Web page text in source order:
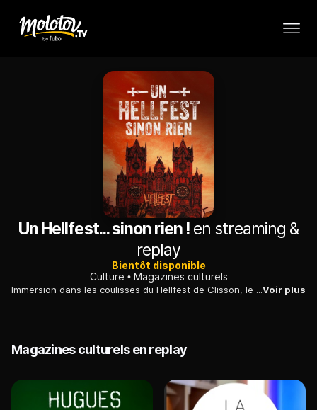
Un Hellfest... sinon rien !en streaming &
replay
Bientôt disponible
Culture
Magazines culturels
Immersion dans les coulisses du Hellfest de Clisson, le plus grand festival de métal de France, en compagnie des organisateurs et des festivaliers.Voir plus
Magazines culturels en replay